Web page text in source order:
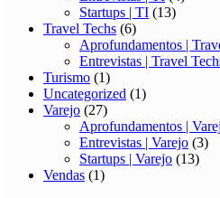
Startups | TI (13)
Travel Techs (6)
Aprofundamentos |
Entrevistas | Travel
Turismo (1)
Uncategorized (1)
Varejo (27)
Aprofundamentos |
Entrevistas | Varejo (3)
Startups | Varejo (13)
Vendas (1)